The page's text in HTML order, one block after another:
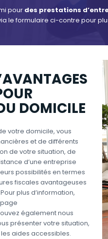
pour des prestations
le formulaire ci-contre pour
DOMICILE
votre domicile, vous
et de différents
de votre situation, de
d’une entreprise
possibilités en termes
fiscales avantageuses
plus d’information,
également nous
présenter votre situation,
aides accessibles.